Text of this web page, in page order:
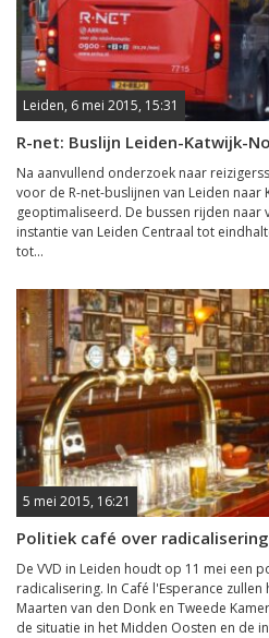
Leiden, 6 mei 2015, 15:31
R-net: Buslijn Leiden-Katwijk-
Na aanvullend onderzoek naar
voor de R-net-buslijnen van Leiden naar
geoptimaliseerd. De bussen rijden naar
instantie van Leiden Centraal tot
tot...
5 mei 2015, 16:21
Politiek café over radicalisering
De VVD in Leiden houdt op 11 mei een
radicalisering. In Café l'Esperance
Maarten van den Donk en Tweede
de situatie in het Midden Oosten en de